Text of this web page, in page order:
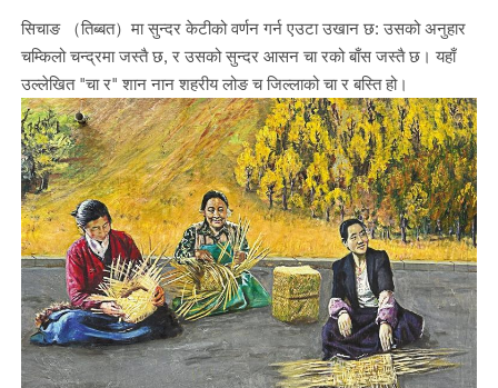
सिचाङ （तिब्बत）मा सुन्दर केटीको वर्णन गर्न एउटा उखान छ: उसको अनुहार
चम्किलो चन्द्रमा जस्तै छ, र उसको सुन्दर आसन चा रको बाँस जस्तै छ। यहाँ
उल्लेखित "चा र" शान नान शहरीय लोङ च जिल्लाको चा र बस्ति हो।